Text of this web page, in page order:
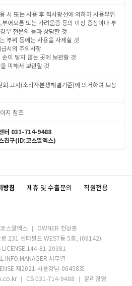
시 또는 사용 후 직사광선에 의하여 사용부위
부어오름 또는 가려움증 등의 이상 증상이나 부
우 전문의 등과 상담할 것
부위 등에는 사용을 자제할 것
시의 주의사항
손이 닿지 않는 곳에 보관할 것
피해서 보관할 것
회 고시(소비자분쟁해결기준)에 의거하여 보상
지 참조
터 031-714-9488
친구(ID:코스알엑스)
방침 제휴 및 수출문의 직원전용
스알엑스
OWNER 전상훈
231 센터필드 WEST동 5층, (06142)
LICENSE 144-81-20381
INFO.MANAGER 서무열
제2021-서울강남-06458호
CS 031-714-9488
윤리경영